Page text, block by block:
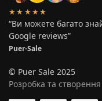
★★★★★
“Ви можете багато
Google reviews”
Puer-Sale
© Puer Sale 2025
Розробка та